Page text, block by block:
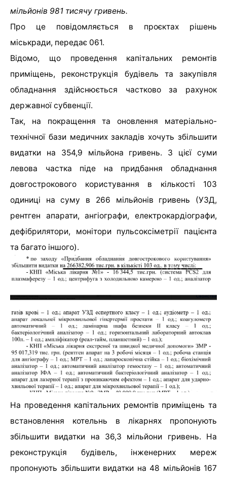
мільйонів 981 тисячу гривень.
Про це повідомляється в проєктах рішень
міськради, передає 061.
Відомо, що проведення капітальних ремонтів
приміщень, реконструкція будівель та закупівля
обладнання здійснюється частково за рахунок
державної субвенції.
Так, на покращення та оновлення матеріально-
технічної бази медичних закладів хочуть збільшити
видатки на 354,9 мільйона гривень. З цієї суми
левова частка піде на придбання обладнання
довгострокового користування в кількості 103
одиниці на суму в 266 мільйонів гривень (УЗД,
рентген апарати, ангіографи, електрокардіографи,
дефібрилятори, монітори пульсоксіметрії пацієнта
та багато іншого).
На проведення капітальних ремонтів приміщень та
встановлення котельнь в лікарнях пропонують
збільшити видатки на 36,3 мільйони гривень. На
реконструкція будівель, інженерних мереж
пропонують збільшити видатки на 48 мільйонів 167